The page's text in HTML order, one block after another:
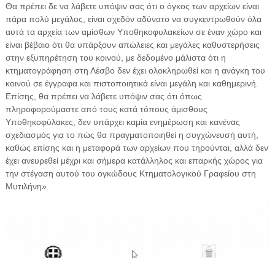
Θα πρέπει δε να λάβετε υπόψιν σας ότι ο όγκος των αρχείων είναι
πάρα πολύ μεγάλος, είναι σχεδόν αδύνατο να συγκεντρωθούν όλα
αυτά τα αρχεία των αμίσθων Υποθηκοφυλακείων σε έναν χώρο και
είναι βέβαιο ότι θα υπάρξουν απώλειες και μεγάλες καθυστερήσεις
στην εξυπηρέτηση του κοινού, με δεδομένο μάλιστα ότι η
κτηματογράφηση στη Λέσβο δεν έχει ολοκληρωθεί και η ανάγκη του
κοινού σε έγγραφα και πιστοποιητικά είναι μεγάλη και καθημερινή.
Επίσης, θα πρέπει να λάβετε υπόψιν σας ότι όπως
πληροφορούμαστε από τους κατά τόπους άμισθους
Υποθηκοφύλακες, δεν υπάρχει καμία ενημέρωση και κανένας
σχεδιασμός για το πώς θα πραγματοποιηθεί η συγχώνευσή αυτή,
καθώς επίσης και η μεταφορά των αρχείων που τηρούνται, αλλά δεν
έχει ανευρεθεί μέχρι και σήμερα κατάλληλος και επαρκής χώρος για
την στέγαση αυτού του ογκώδους Κτηματολογικού Γραφείου στη
Μυτιλήνη».